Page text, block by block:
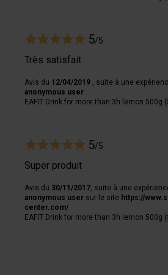
5/5
Très satisfait
Avis du 12/04/2019 , suite à une
anonymous user
EAFIT Drink for more than 3h lemon 500g
5/5
Super produit
Avis du 30/11/2017 , suite à une
anonymous user sur le site https://
center.com/
EAFIT Drink for more than 3h lemon 500g